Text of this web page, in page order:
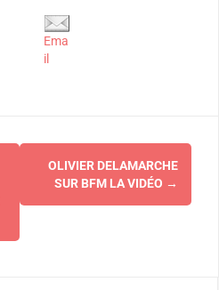
Ema
il
OLIVIER DELAMARCHE
SUR BFM LA VIDÉO →